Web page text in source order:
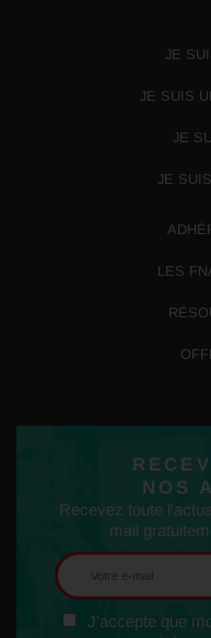
JE
JE SUIS
JE
JE
LES
NOS
Recevez toute
mail
J'accepte que